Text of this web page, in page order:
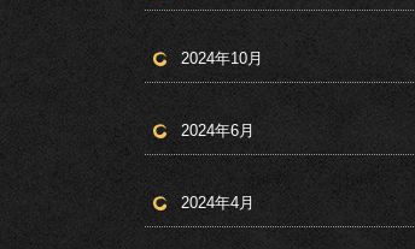
2024年10月
2024年6月
2024年4月